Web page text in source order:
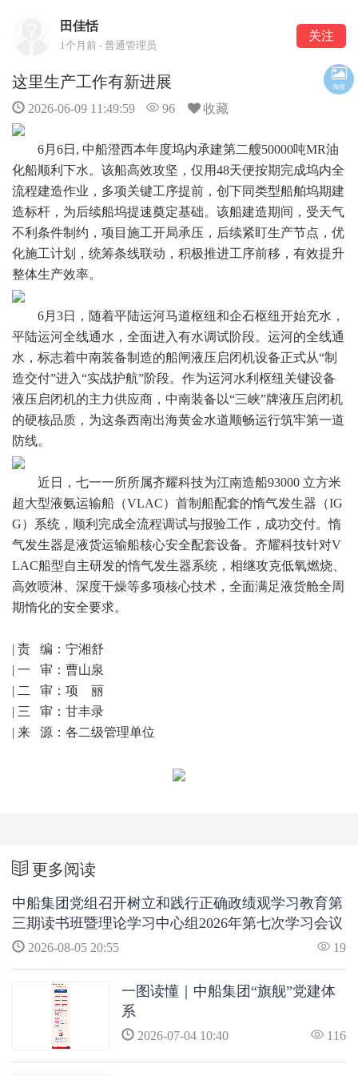
田佳恬
1个月前 - 普通管理员
关注
这里生产工作有新进展
2026-06-09 11:49:59 96 收藏
6月6日, 中船澄西本年度坞内承建第二艘50000吨MR油
化船顺利下水。该船高效攻坚，仅用48天便按期完成坞内全
流程建造作业，多项关键工序提前，创下同类型船舶坞期建
造标杆，为后续船坞提速奠定基础。该船建造期间，受天气
不利条件制约，项目施工开局承压，后续紧盯生产节点，优
化施工计划，统筹条线联动，积极推进工序前移，有效提升
整体生产效率。
6月3日，随着平陆运河马道枢纽和企石枢纽开始充水，
平陆运河全线通水，全面进入有水调试阶段。运河的全线通
水，标志着中南装备制造的船闸液压启闭机设备正式从“制
造交付”进入“实战护航”阶段。作为运河水利枢纽关键设备
液压启闭机的主力供应商，中南装备以“三峡”牌液压启闭机
的硬核品质，为这条西南出海黄金水道顺畅运行筑牢第一道
防线。
近日，七一一所所属齐耀科技为江南造船93000 立方米
超大型液氨运输船（VLAC）首制船配套的惰气发生器（IG
G）系统，顺利完成全流程调试与报验工作，成功交付。惰
气发生器是液货运输船核心安全配套设备。齐耀科技针对V
LAC船型自主研发的惰气发生器系统，相继攻克低氧燃烧、
高效喷淋、深度干燥等多项核心技术，全面满足液货舱全周
期惰化的安全要求。
| 责 编：宁湘舒
| 一 审：曹山泉
| 二 审：项 丽
| 三 审：甘丰录
| 来 源：各二级管理单位
更多阅读
中船集团党组召开树立和践行正确政绩观学习教育第
三期读书班暨理论学习中心组2026年第七次学习会议
2026-08-05 20:55 19
一图读懂｜中船集团“旗舰”党建体
系
2026-07-04 10:40 116
海报